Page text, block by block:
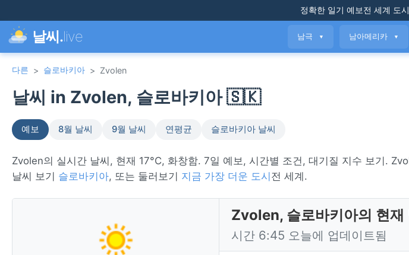
정확한 일기 예보전 세계 도
날씨.live 남극 ▼ 남아메리카 ▼
다른 > 슬로바키아 > Zvolen
날씨 in Zvolen, 슬로바키아 🇸🇰
예보 8월 날씨 9월 날씨 연평균 슬로바키아 날씨
Zvolen의 실시간 날씨, 현재 17°C, 화창함. 7일 예보, 시간별 조건, 대기질 지수 보기.
날씨 보기 슬로바키아, 또는 둘러보기 지금 가장 더운 도시 전 세계.
Zvolen, 슬로바키아의 현재
시간 6:45 오늘에 업데이트됨